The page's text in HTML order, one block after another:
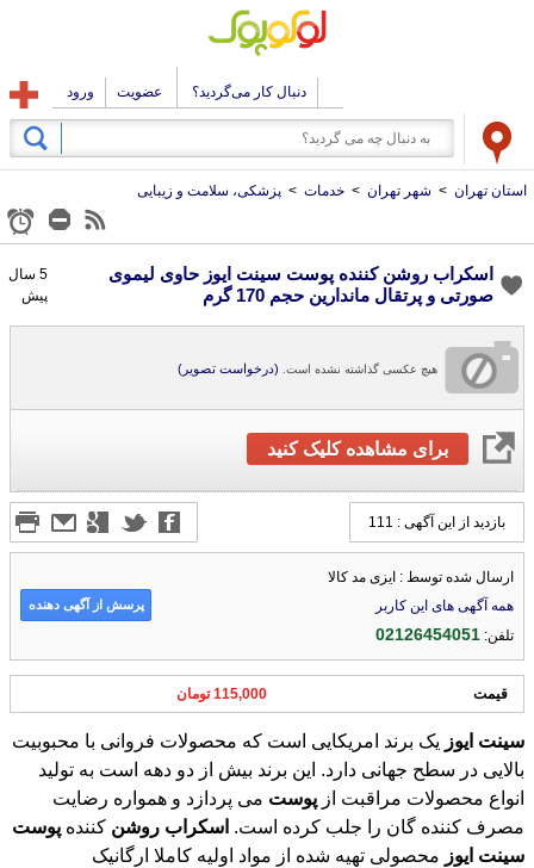
دنبال کار می‌گردید؟ عضویت ورود
استان تهران > شهر تهران > خدمات > پزشکی، سلامت و زیبایی
اسکراب روشن کننده پوست سینت ایوز حاوی لیموی
صورتی و پرتقال ماندارین حجم 170 گرم
5 سال
پیش
هیچ عکسی گذاشته نشده است. (درخواست تصویر)
برای مشاهده کلیک کنید
بازدید از این آگهی : 111
ارسال شده توسط : ایزی مد کالا
همه آگهی های این کاربر
تلفن:02126454051
پرسش از آگهی دهنده
قیمت 115,000 تومان
سینت ایوز یک برند امریکایی است که محصولات فروانی با محبوبیت
بالایی در سطح جهانی دارد. این برند بیش از دو دهه است به تولید
انواع محصولات مراقبت از پوست می پردازد و همواره رضایت
مصرف کننده گان را جلب کرده است. اسکراب روشن کننده پوست
سینت ایوز محصولی تهیه شده از مواد اولیه کاملا ارگانیک